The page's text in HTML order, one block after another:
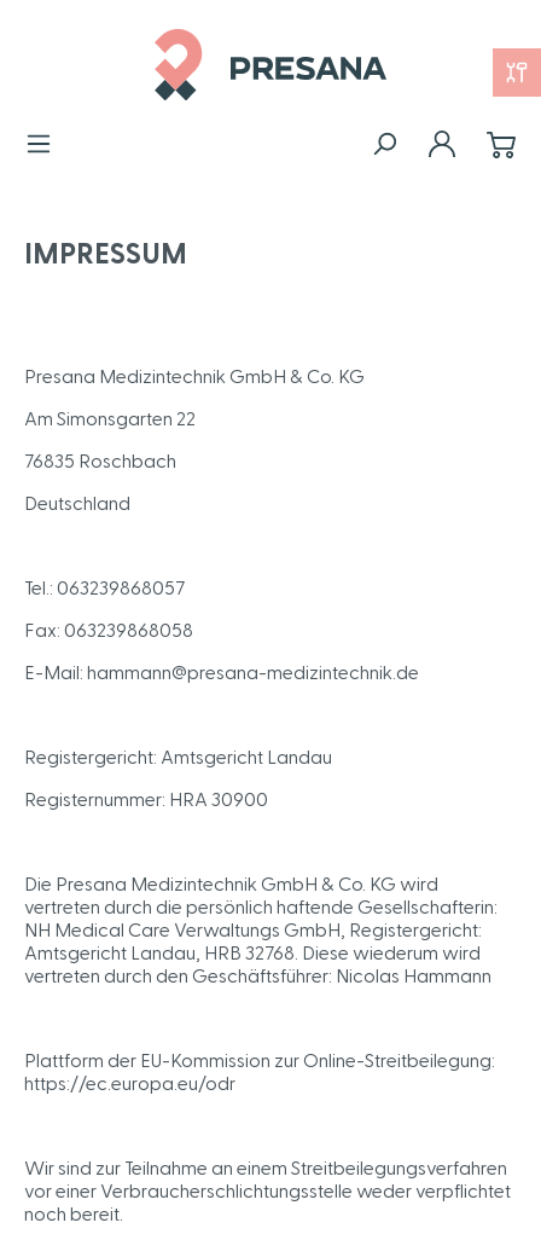
IMPRESSUM
Presana Medizintechnik GmbH & Co. KG
Am Simonsgarten 22
76835 Roschbach
Deutschland
Tel.: 063239868057
Fax: 063239868058
E-Mail: hammann@presana-medizintechnik.de
Registergericht: Amtsgericht Landau
Registernummer: HRA 30900
Die Presana Medizintechnik GmbH & Co. KG wird
vertreten durch die persönlich haftende Gesellschafterin:
NH Medical Care Verwaltungs GmbH, Registergericht:
Amtsgericht Landau, HRB 32768. Diese wiederum wird
vertreten durch den Geschäftsführer: Nicolas Hammann
Plattform der EU-Kommission zur Online-Streitbeilegung:
https://ec.europa.eu/odr
Wir sind zur Teilnahme an einem Streitbeilegungsverfahren
vor einer Verbraucherschlichtungsstelle weder verpflichtet
noch bereit.